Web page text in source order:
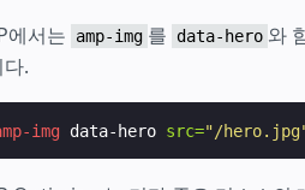
에서는
amp-img 를 data-hero 와
.
img data-hero src="/